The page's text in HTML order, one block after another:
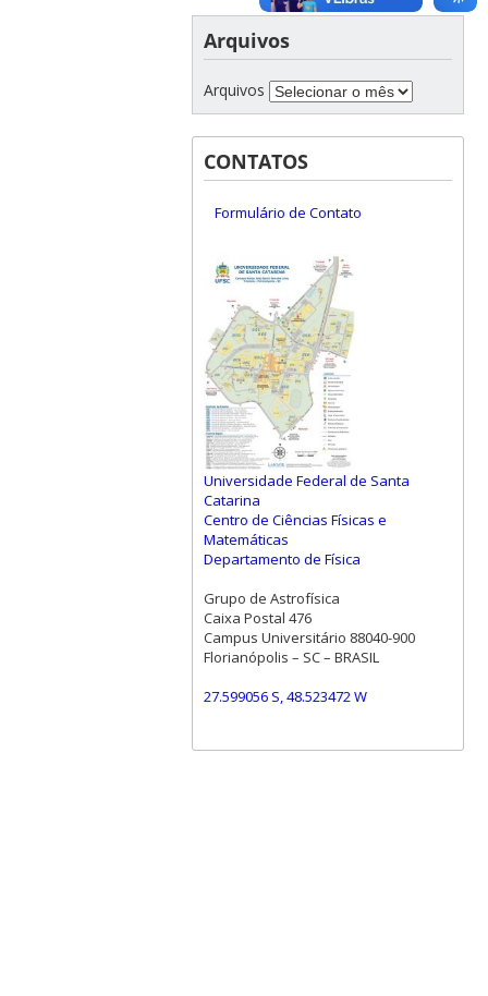
Arquivos
Arquivos
CONTATOS
Formulário de Contato
Universidade Federal de Santa
Catarina
Centro de Ciências Físicas e
Matemáticas
Departamento de Física
Grupo de Astrofísica
Caixa Postal 476
Campus Universitário 88040-900
Florianópolis – SC – BRASIL
27.599056 S, 48.523472 W